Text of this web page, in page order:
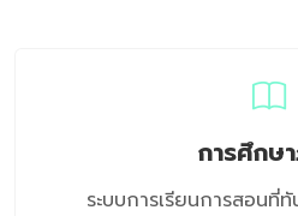
การศึกษ
ระบบการเรียนการสอน